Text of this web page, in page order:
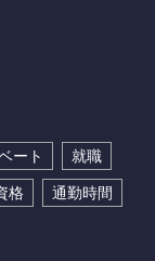
ート
就職
格 通勤時間